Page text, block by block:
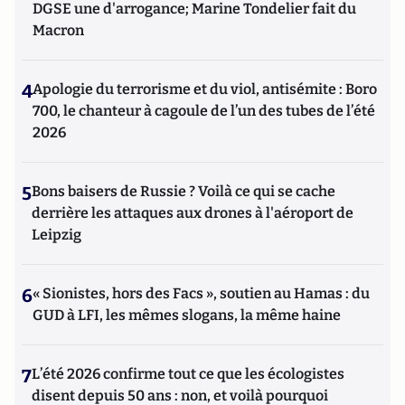
d’attaques subversives contre les entreprises - Théorie et
pratique de la contre ingérence économique », paru chez
d'intelligence économique » paru en 2020 aux Presses
Universitaires de France (PUF).
DGSE une d'arrogance; Marine Tondelier fait du
Macron
4Apologie du terrorisme et du viol, antisémite : Boro
700, le chanteur à cagoule de l’un des tubes de l’été
2026
5Bons baisers de Russie ? Voilà ce qui se cache
derrière les attaques aux drones à l'aéroport de
Leipzig
6« Sionistes, hors des Facs », soutien au Hamas : du
GUD à LFI, les mêmes slogans, la même haine
7L’été 2026 confirme tout ce que les écologistes
disent depuis 50 ans : non, et voilà pourquoi